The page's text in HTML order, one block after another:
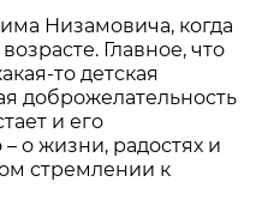
Низамовича, когда
Главное, что
то детская
доброжелательность
и его
о жизни, радостях и
стремлении к